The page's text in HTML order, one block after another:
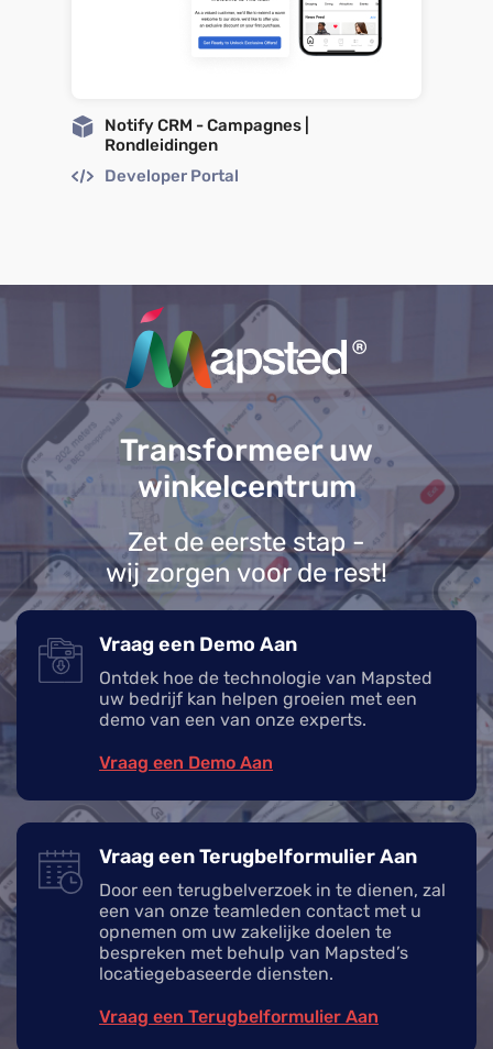
Notify CRM - Campagnes |
Rondleidingen
Developer Portal
Transformeer uw
winkelcentrum
Zet de eerste stap -
wij zorgen voor de rest!
Vraag een Demo Aan
Ontdek hoe de technologie van Mapsted
uw bedrijf kan helpen groeien met een
demo van een van onze experts.
Vraag een Demo Aan
Vraag een Terugbelformulier Aan
Door een terugbelverzoek in te dienen, zal
een van onze teamleden contact met u
opnemen om uw zakelijke doelen te
bespreken met behulp van Mapsted’s
locatiegebaseerde diensten.
Vraag een Terugbelformulier Aan